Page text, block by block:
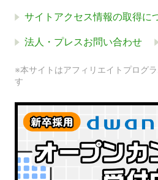
サイトアクセス情報の取得に
法人・プレスお問い合わせ
※本サイトはアフィリエイトプログ
す